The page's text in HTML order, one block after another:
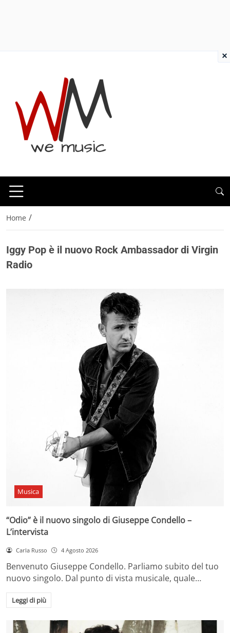
Home /
Iggy Pop è il nuovo Rock Ambassador di Virgin
Radio
Musica
“Odio” è il nuovo singolo di Giuseppe Condello –
L’intervista
Carla Russo 4 Agosto 2026
Benvenuto Giuseppe Condello. Parliamo subito del tuo
nuovo singolo. Dal punto di vista musicale, quale…
Leggi di più
×